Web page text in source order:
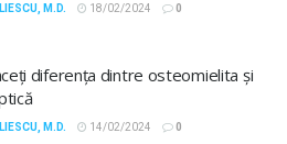
M.D. 18/02/2024 0
diferența dintre osteomielita și
M.D. 14/02/2024 0